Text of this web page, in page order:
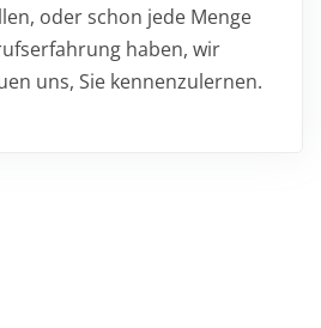
oder schon jede Menge
haben, wir
uns, Sie kennenzulernen.